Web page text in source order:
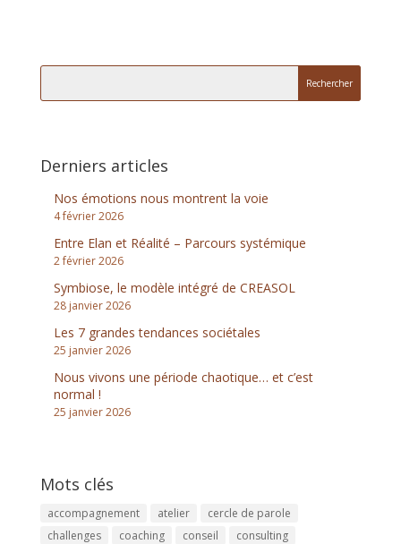
Derniers articles
Nos émotions nous montrent la voie
4 février 2026
Entre Elan et Réalité – Parcours systémique
2 février 2026
Symbiose, le modèle intégré de CREASOL
28 janvier 2026
Les 7 grandes tendances sociétales
25 janvier 2026
Nous vivons une période chaotique… et c’est
normal !
25 janvier 2026
Mots clés
accompagnement atelier
cercle de parole
challenges
coaching conseil
consulting